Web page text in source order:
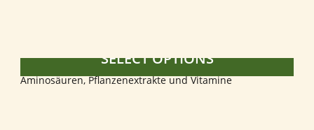
SELECT OPTIONS